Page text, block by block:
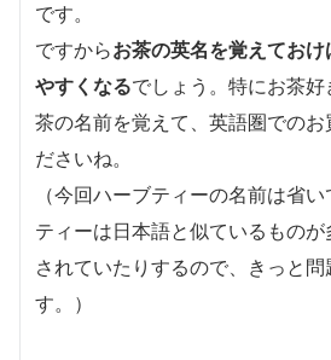
です。
ですからお茶の英名を覚えてお
やすくなるでしょう。特にお茶
茶の名前を覚えて、英語圏でのお
ださいね。
（今回ハーブティーの名前は省
ティーは日本語と似ているもの
されていたりするので、きっと
す。）